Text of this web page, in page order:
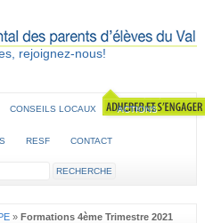
rejoignez-nous!
CONSEILS LOCAUX ACTIONS
RESF CONTACT
» Formations 4ème Trimestre 2021